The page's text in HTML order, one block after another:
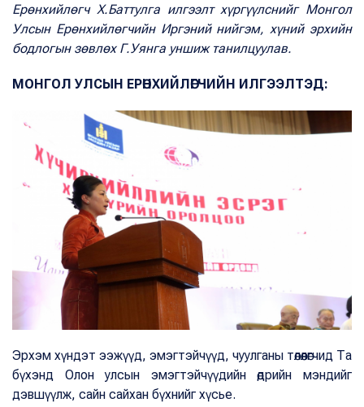
Ерөнхийлөгч Х.Баттулга илгээлт хүргүүлснийг Монгол
Улсын Ерөнхийлөгчийн Иргэний нийгэм, хүний эрхийн
бодлогын зөвлөх Г.Уянга уншиж танилцуулав.
МОНГОЛ УЛСЫН ЕРӨНХИЙЛӨГЧИЙН ИЛГЭЭЛТЭД:
Эрхэм хүндэт ээжүүд, эмэгтэйчүүд, чуулганы төлөөлөгчид Та
бүхэнд Олон улсын эмэгтэйчүүдийн өдрийн мэндийг
дэвшүүлж, сайн сайхан бүхнийг хүсье.